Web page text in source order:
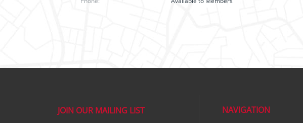
JOIN OUR MAILING LIST
NAVIGATION